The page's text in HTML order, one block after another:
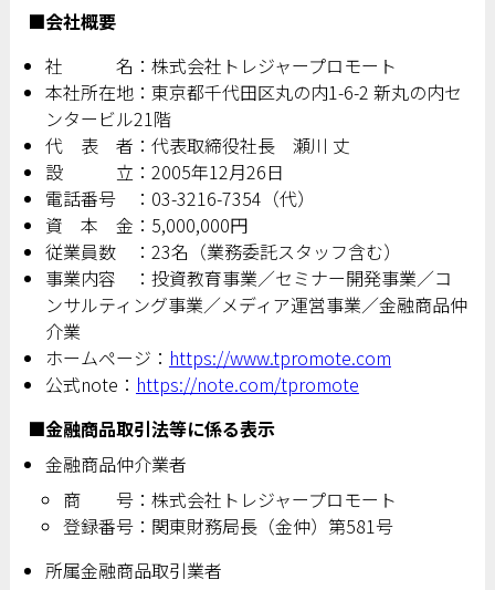
■会社概要
社 名：株式会社トレジャープロモート
本社所在地：東京都千代田区丸の内1-6-2 新丸の内セ
ンタービル21階
代 表 者：代表取締役社長 瀬川 丈
設 立：2005年12月26日
電話番号 ：03-3216-7354（代）
資 本 金：5,000,000円
従業員数 ：23名（業務委託スタッフ含む）
事業内容 ：投資教育事業／セミナー開発事業／コ
ンサルティング事業／メディア運営事業／金融商品仲
介業
ホームページ： https://www.tpromote.com
公式note： https://note.com/tpromote
■金融商品取引法等に係る表示
金融商品仲介業者
商 号：株式会社トレジャープロモート
登録番号：関東財務局長（金仲）第581号
所属金融商品取引業者